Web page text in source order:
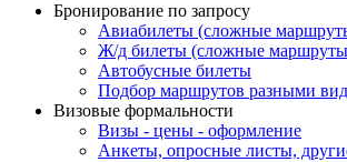
Бронирование по запросу
Авиабилеты (сложные
Ж/д билеты (сложные
Автобусные билеты
Подбор маршрутов разными
Визовые формальности
Визы - цены - оформление
Анкеты, опросные листы,